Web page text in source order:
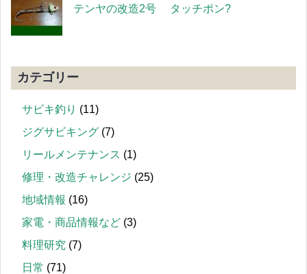
テンヤの改造2号 タッチポン?
カテゴリー
サビキ釣り (11)
ジグサビキング (7)
リールメンテナンス (1)
修理・改造チャレンジ (25)
地域情報 (16)
家電・商品情報など (3)
料理研究 (7)
日常 (71)